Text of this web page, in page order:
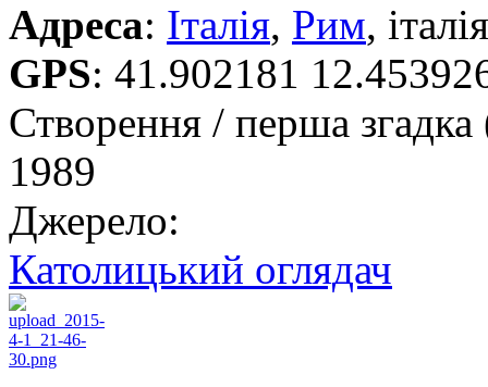
Адреса: Італія, Рим, італія
GPS: 41.902181
Створення / перша
1989
Джерело:
Католицький оглядач